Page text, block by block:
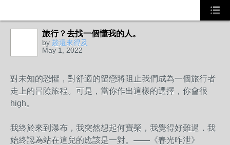
旅行？去找一個懂我的人。
by 趁還來得及
May 1, 2022
對未知的恐懼，對舒適的留戀將阻止我們成為一個旅行者
走上的冒險旅程。可是，當你作出這樣的選擇，你會很
high。
我終於來到瀑布，我突然想起何寶榮，我覺得好難過，我
始終認為站在這兒的應該是一對。——《春光咋泄》